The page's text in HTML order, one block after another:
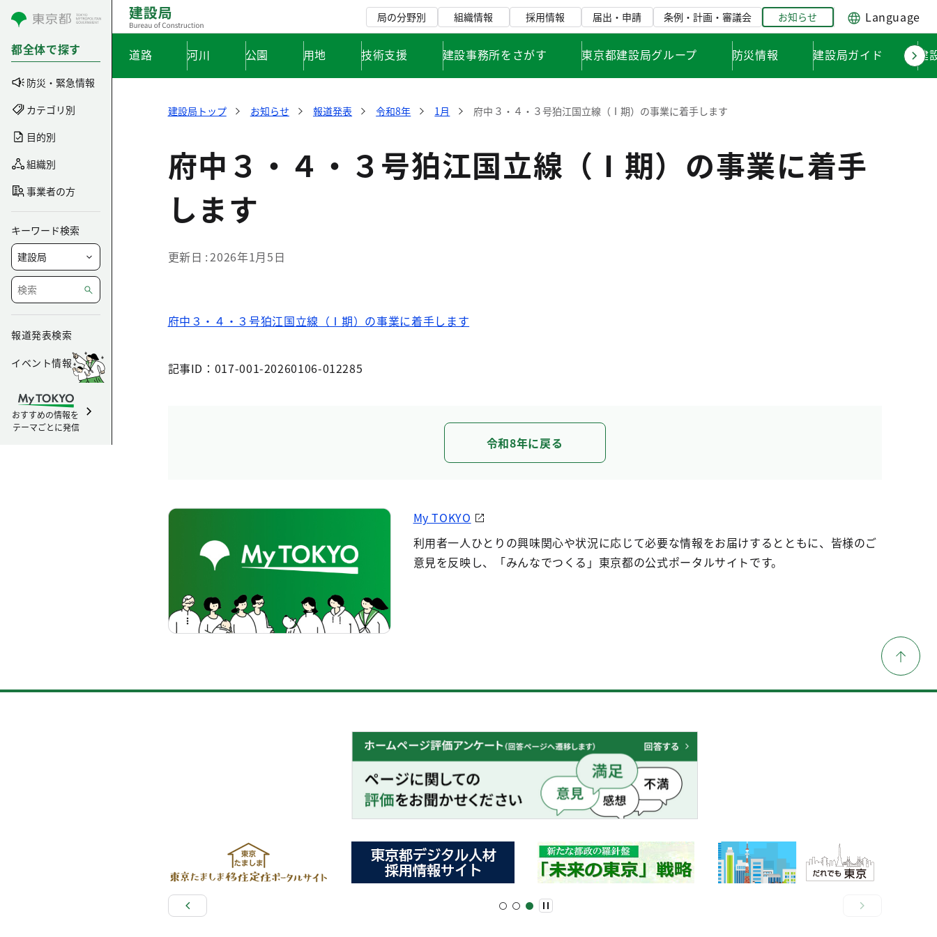
コンテンツにスキップ
都全体で探す
防災・緊急情報
カテゴリ別
目的別
組織別
事業者の方
キーワード検索
報道発表検索
イベント情報
おすすめの情報を
テーマごとに発信
局の分野別 組織情報 採用情報 届出・申請 条例・計画・審議会 お知らせ Language
道路 河川 公園 用地 技術支援 建設事務所をさがす 東京都建設局グループ 防災情報 建設局ガイド 建
建設局トップ お知らせ 報道発表 令和8年 1月 府中３・４・３号狛江国立線（Ⅰ期）の事業に着手します
府中３・４・３号狛江国立線（Ⅰ期）の事業に着手
します
更新日 2026年1月5日
府中３・４・３号狛江国立線（Ⅰ期）の事業に着手します
記事ID：017-001-20260106-012285
令和8年に戻る
My TOKYO
利用者一人ひとりの興味関心や状況に応じて必要な情報をお届けするとともに、皆様のご
意見を反映し、「みんなでつくる」東京都の公式ポータルサイトです。